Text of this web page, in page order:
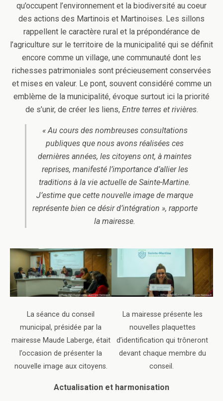
qu’occupent l’environnement et la biodiversité au coeur
des actions des Martinois et Martinoises. Les sillons
rappellent le caractère rural et la prépondérance de
l’agriculture sur le territoire de la municipalité qui se définit
encore comme un village, une communauté dont les
richesses patrimoniales sont précieusement conservées
et mises en valeur. Le pont, souvent considéré comme un
emblème de la municipalité, évoque surtout ici la priorité
de s’unir, de créer les liens,Entre terres et rivières.
« Au cours des nombreuses consultations
publiques que nous avons réalisées ces
dernières années, les citoyens ont, à maintes
reprises, manifesté l’importance d’allier les
traditions à la vie actuelle de Sainte-Martine.
J’estime que cette nouvelle image de marque
représente bien ce désir d’intégration », rapporte
la mairesse.
La séance du conseil
municipal, présidée par la
mairesse Maude Laberge, était
l’occasion de présenter la
nouvelle image aux citoyens.
La mairesse présente les
nouvelles plaquettes
d’identification qui trôneront
devant chaque membre du
conseil.
Actualisation et harmonisation